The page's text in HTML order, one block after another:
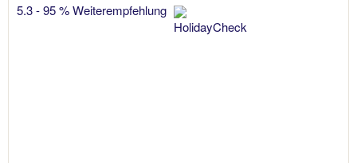
5.3 - 95 % Weiterempfehlung